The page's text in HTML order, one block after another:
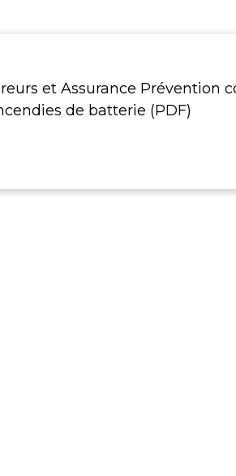
et Assurance Prévention
de batterie (PDF)